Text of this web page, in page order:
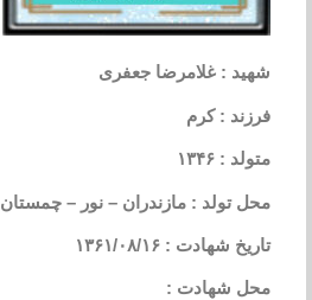
شهید : غلامرضا جعفری
فرزند : کرم
متولد : ۱۳۴۶
محل تولد : مازندران – نور – چمستان
تاریخ شهادت : ۱۳۶۱/۰۸/۱۶
محل شهادت :